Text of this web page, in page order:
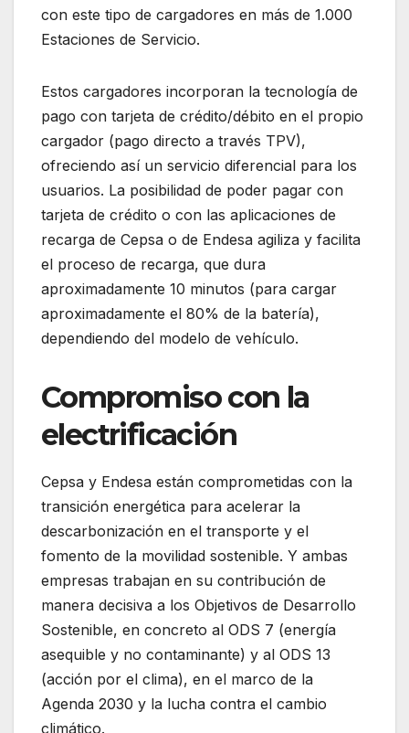
con este tipo de cargadores en más de 1.000
Estaciones de Servicio.
Estos cargadores incorporan la tecnología de
pago con tarjeta de crédito/débito en el propio
cargador (pago directo a través TPV),
ofreciendo así un servicio diferencial para los
usuarios. La posibilidad de poder pagar con
tarjeta de crédito o con las aplicaciones de
recarga de Cepsa o de Endesa agiliza y facilita
el proceso de recarga, que dura
aproximadamente 10 minutos (para cargar
aproximadamente el 80% de la batería),
dependiendo del modelo de vehículo.
Compromiso con la
electrificación
Cepsa y Endesa están comprometidas con la
transición energética para acelerar la
descarbonización en el transporte y el
fomento de la movilidad sostenible. Y ambas
empresas trabajan en su contribución de
manera decisiva a los Objetivos de Desarrollo
Sostenible, en concreto al ODS 7 (energía
asequible y no contaminante) y al ODS 13
(acción por el clima), en el marco de la
Agenda 2030 y la lucha contra el cambio
climático.